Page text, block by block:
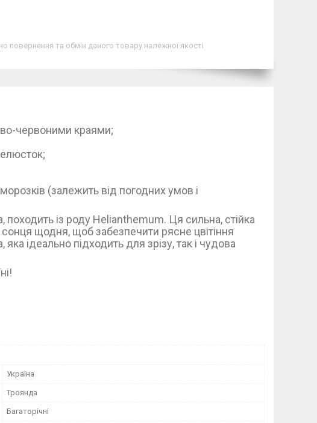
повернення та обмін даного товару належної якості
червоними краями;
(залежить від погодних умов і
із роду Helianthemum. Ця сильна, стійка
щодня, щоб забезпечити рясне цвітіння
ідеально підходить для зрізу, так і чудова
Україна
Троянда
Багаторічні